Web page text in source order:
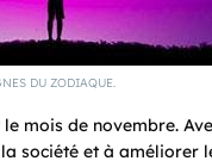
DU ZODIAQUE.
mois de novembre.
société et à